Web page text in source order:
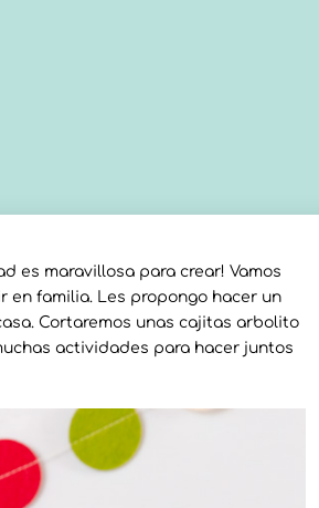
es maravillosa para crear! Vamos
en familia. Les propongo hacer un
Cortaremos unas cajitas arbolito
actividades para hacer juntos